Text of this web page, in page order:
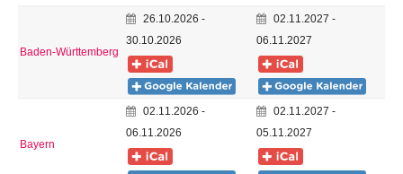
Baden-Württemberg
26.10.2026 -
30.10.2026
02.11.2027 -
06.11.2027
Bayern
02.11.2026 -
06.11.2026
02.11.2027 -
05.11.2027